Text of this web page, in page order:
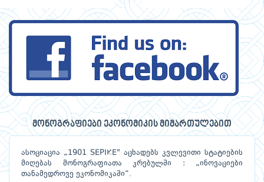
მონოგრაფიები ეკონომიკის მიმართულებით
ასოციაცია „1901 SEPIKE" აცხადებს კვლევითი სტატიების
მიღებას მონოგრაფიათა კრებულში : „ინოვაციები
თანამედროვე ეკონომიკაში“.